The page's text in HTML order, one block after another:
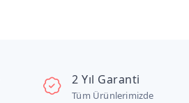
2 Yıl Garanti
Tüm Ürünlerimizde